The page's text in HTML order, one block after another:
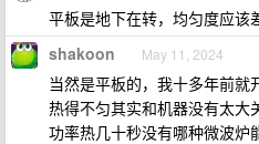
平板是地下在转，均匀度应该
shakoon May 11, 2024
当然是平板的，我十多年前就
热得不匀其实和机器没有太大
功率热几十秒没有哪种微波炉